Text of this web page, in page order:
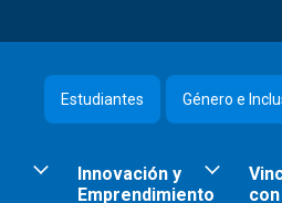
Estudiantes Género e
Innovación y
Emprendimiento